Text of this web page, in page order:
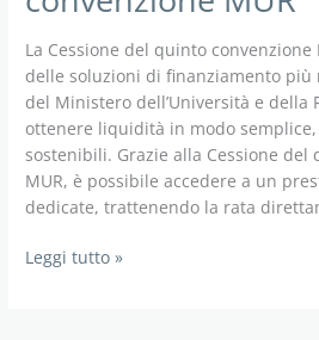
La Cessione del quinto
delle soluzioni di finanziamento
del Ministero dell’Università e della
ottenere liquidità in modo
sostenibili. Grazie alla Cessione del
MUR, è possibile accedere a un
dedicate, trattenendo la rata
Cessione
Leggi tutto »